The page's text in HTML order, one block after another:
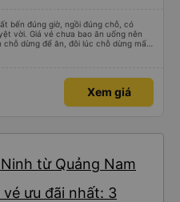
bến đúng giờ, ngồi đúng chỗ, có
vời. Giá vé chưa bao ăn uống nên
dừng để ăn, đôi lúc chỗ dừng mấy
lại nhà xe rất ok, nên đi.
Xem giá
từ Quảng Nam
ưu đãi nhất: 3